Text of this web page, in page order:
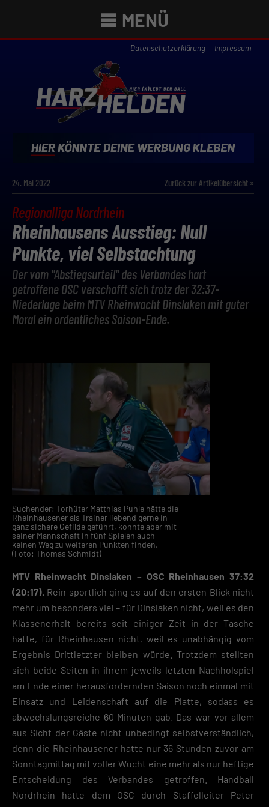
MENÜ
Datenschutzerklärung Impressum
24. Mai 2022 Zurück zur Artikelübersicht »
Regionalliga Nordrhein
Rheinhausens Ausstieg: Null
Punkte, viel Selbstachtung
Der vom "Abstiegsurteil" des Verbandes hart
getroffene OSC verschafft sich trotz der 32:37-
Niederlage beim MTV Rheinwacht Dinslaken mit guter
Moral ein ordentliches Saison-Ende.
Suchender: Torhüter Matthias Puhle hätte die
Rheinhausener als Trainer liebend gerne in
ganz sichere Gefilde geführt, konnte aber mit
seiner Mannschaft in fünf Spielen auch
keinen Weg zu weiteren Punkten finden.
(Foto: Thomas Schmidt)
MTV Rheinwacht Dinslaken – OSC Rheinhausen 37:32
(20:17). Rein sportlich ging es auf den ersten Blick nicht
mehr um besonders viel – für Dinslaken nicht, weil es den
Klassenerhalt bereits seit einiger Zeit in der Tasche
hatte, für Rheinhausen nicht, weil es unabhängig vom
Ergebnis Drittletzter bleiben würde. Trotzdem stellten
sich beide Seiten in ihrem jeweils letzten Nachholspiel
am Ende einer herausfordernden Saison noch einmal mit
Einsatz und Leidenschaft auf die Platte, sodass es
abwechslungsreiche 60 Minuten gab. Das war vor allem
aus Sicht der Gäste nicht unbedingt selbstverständlich,
denn die Rheinhausener hatte nur 36 Stunden zuvor am
Sonntagmittag mit voller Wucht eine mehr als nur heftige
Entscheidung des Verbandes getroffen. Handball
Nordrhein hatte dem OSC durch Staffelleiter Peter